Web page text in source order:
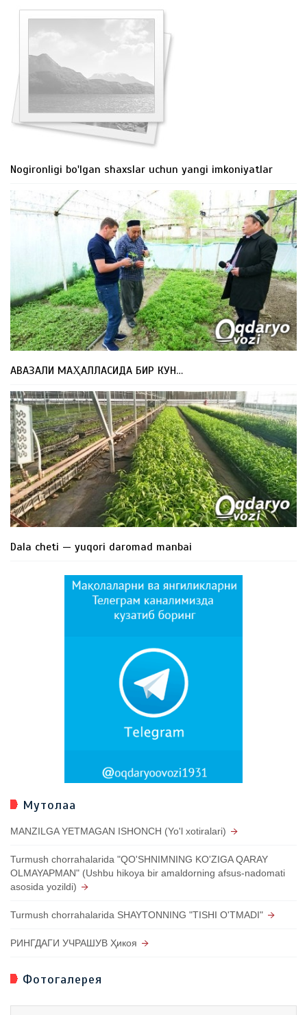
Nogironligi bo'lgan shaxslar uchun yangi imkoniyatlar
АВАЗАЛИ МАҲАЛЛАСИДА БИР КУН…
Dala cheti — yuqori daromad manbai
Мутолаа
MANZILGA YETMAGAN ISHONCH (Yo'l xotiralari)
Turmush chorrahalarida "QO'SHNIMNING KO'ZIGA QARAY
OLMAYAPMAN" (Ushbu hikoya bir amaldorning afsus-nadomati
asosida yozildi)
Turmush chorrahalarida SHAYTONNING "TISHI O'TMADI"
РИНГДАГИ УЧРАШУВ Ҳикоя
Фотогалерея